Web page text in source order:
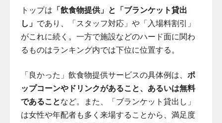
トップは 「飲食物提供」と「ブランケット貸出
し」 であり、「スタッフ対応」や「入場料割引」
がこれに続く。一方で施設などのハード面に関わ
るものはランキング内では下位に位置する。
「良かった」飲食物提供サービスの具体例は、 ポ
ップコーンやドリンクがあること、あるいは無料
であることなど。また、「ブランケット貸出し」
は女性や年配者も多く来場することから、満足度